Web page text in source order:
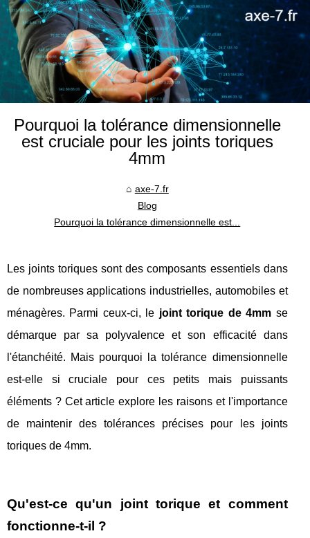
Pourquoi la tolérance dimensionnelle
est cruciale pour les joints toriques
4mm
axe-7.fr
Blog
Pourquoi la tolérance dimensionnelle est...
Les joints toriques sont des composants essentiels dans
de nombreuses applications industrielles, automobiles et
ménagères. Parmi ceux-ci, le joint torique de 4mm se
démarque par sa polyvalence et son efficacité dans
l'étanchéité. Mais pourquoi la tolérance dimensionnelle
est-elle si cruciale pour ces petits mais puissants
éléments ? Cet article explore les raisons et l'importance
de maintenir des tolérances précises pour les joints
toriques de 4mm.
Qu'est-ce qu'un joint torique et comment
fonctionne-t-il ?